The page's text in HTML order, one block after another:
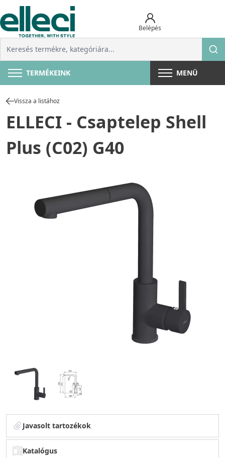
Belépés
TERMÉKEINK MENÜ
Vissza a listához
ELLECI - Csaptelep Shell
Plus (C02) G40
Javasolt tartozékok
Katalógus